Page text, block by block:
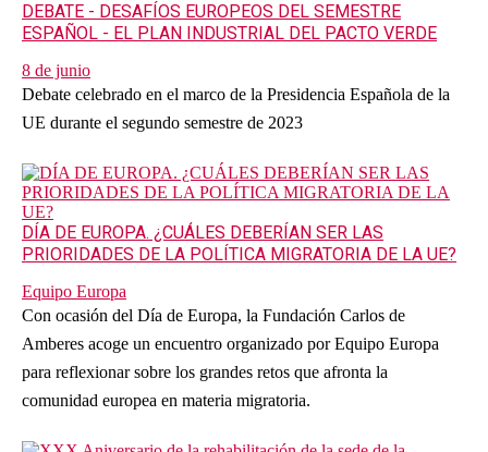
DEBATE - DESAFÍOS EUROPEOS DEL SEMESTRE
ESPAÑOL - EL PLAN INDUSTRIAL DEL PACTO VERDE
8 de junio
Debate celebrado en el marco de la Presidencia Española de la
UE durante el segundo semestre de 2023
DÍA DE EUROPA. ¿CUÁLES DEBERÍAN SER LAS
PRIORIDADES DE LA POLÍTICA MIGRATORIA DE LA UE?
Equipo Europa
Con ocasión del Día de Europa, la Fundación Carlos de
Amberes acoge un encuentro organizado por Equipo Europa
para reflexionar sobre los grandes retos que afronta la
comunidad europea en materia migratoria.